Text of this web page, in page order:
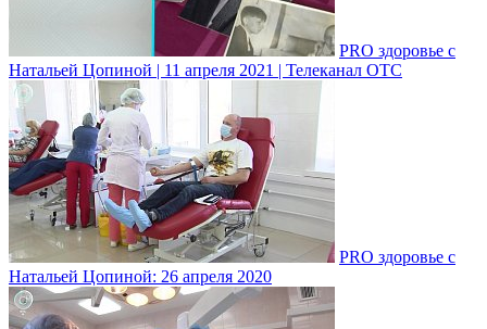
PRO здоровье с
Натальей Цопиной | 11 апреля 2021 | Телеканал ОТС
PRO здоровье с
Натальей Цопиной: 26 апреля 2020